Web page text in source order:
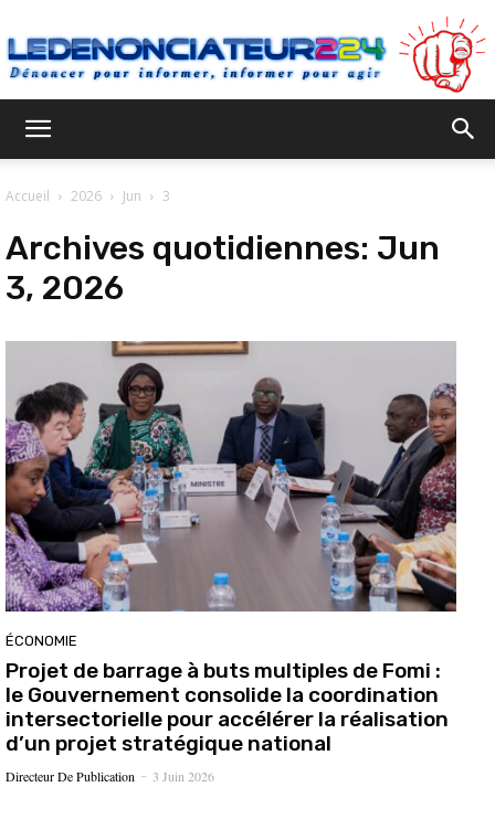
Accueil 2026 Jun 3
Archives quotidiennes: Jun
3, 2026
ÉCONOMIE
Projet de barrage à buts multiples de Fomi :
le Gouvernement consolide la coordination
intersectorielle pour accélérer la réalisation
d’un projet stratégique national
Directeur De Publication - 3 Juin 2026